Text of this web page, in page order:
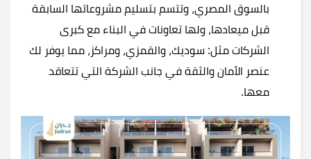
بالسوق المصري، وتتسم بتسليم مشروعاتها السابقة
قبل ميعادها، ولها تعاونات في البناء مع كبرى
الشركات مثل: سوديك، والقمزي، ومراكز، مما يوفر لك
عنصر الأمان والثقة في جانب الشركة التي تتعاقد
معها.